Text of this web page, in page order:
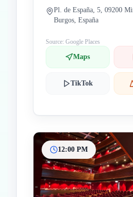
Pl. de España, 5, 09200
Burgos, España
Source: Google Places
Maps
TikTok
12:00 PM